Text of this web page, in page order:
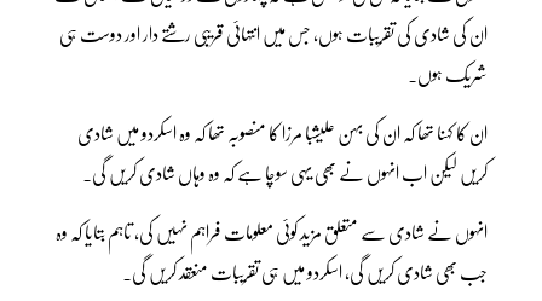
ان کی شادی کی تقریبات ہوں، جس میں انتہائی قریبی رشتے دار اور دوست ہی
شریک ہوں۔
ان کا کہنا تھا کہ ان کی بہن علیشبا مرزا کا منصوبہ تھا کہ وہ اسکردو میں شادی
کریں لیکن اب انہوں نے بھی یہی سوچا ہے کہ وہ وہاں شادی کریں گی۔
انہوں نے شادی سے متعلق مزید کوئی معلومات فراہم نہیں کی، تاہم بتایا کہ وہ
جب بھی شادی کریں گی، اسکردو میں ہی تقریبات منعقد کریں گی۔